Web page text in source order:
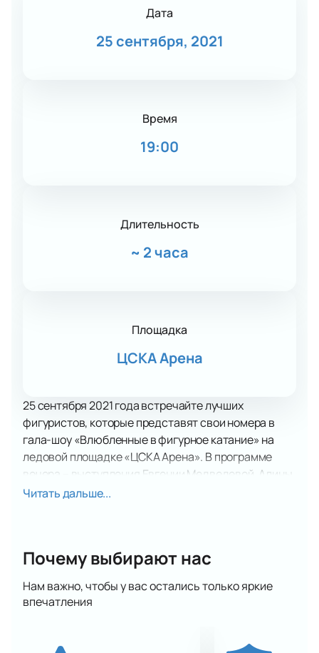
Дата
25 сентября, 2021
Время
19:00
Длительность
~ 2 часа
Площадка
ЦСКА Арена
25 сентября 2021 года встречайте лучших
фигуристов, которые представят свои номера в
гала-шоу «Влюбленные в фигурное катание» на
ледовой площадке «ЦСКА Арена». В программе
вечера – выступления Евгении Медведевой, Алины
Загитовой, Хавьера Фернандеса, Александры
рамках шоу.
безграничным возможностям человека, где
основополагающим звеном является сердце –
способный пропустить через себя весь спектр
Читать дальше...
Почему выбирают нас
Нам важно, чтобы у вас остались только яркие
впечатления